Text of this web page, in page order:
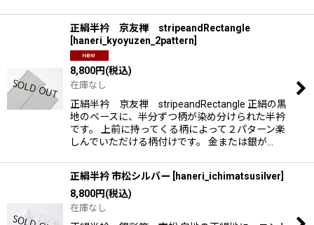
正絹半衿 京友禅 stripeandRectangle
haneri_kyoyuzen_2pattern
8,800円(税込)
在庫なし
正絹半衿 京友禅 stripeandRectangle 正絹の黒
地のベースに、半分ずつ柄が染め分けられた半衿
です。 上前に持ってくる柄によって２パターン楽
しんでいただける柄付けです。 金または銀が…
正絹半衿 市松シルバー haneri_ichimatsusilver
8,800円(税込)
在庫なし